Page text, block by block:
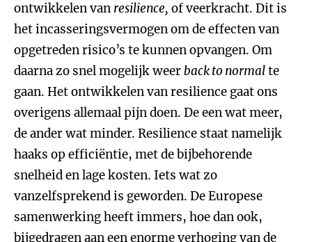
ontwikkelen van resilience, of veerkracht. Dit is
het incasseringsvermogen om de effecten van
opgetreden risico’s te kunnen opvangen. Om
daarna zo snel mogelijk weerback to normalte
gaan. Het ontwikkelen van resilience gaat ons
overigens allemaal pijn doen. De een wat meer,
de ander wat minder. Resilience staat namelijk
haaks op efficiëntie, met de bijbehorende
snelheid en lage kosten. Iets wat zo
vanzelfsprekend is geworden. De Europese
samenwerking heeft immers, hoe dan ook,
bijgedragen aan een enorme verhoging van de